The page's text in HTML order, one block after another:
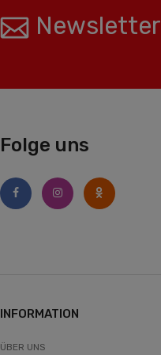
Newsletter
Folge uns
INFORMATION
ÜBER UNS